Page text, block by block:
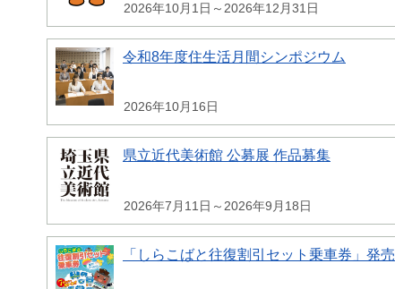
2026年10月1日～2026年12月31日
令和8年度住生活月間シンポジウム
2026年10月16日
県立近代美術館 公募展 作品募集
2026年7月11日～2026年9月18日
「しらこばと往復割引セット乗車券」発売